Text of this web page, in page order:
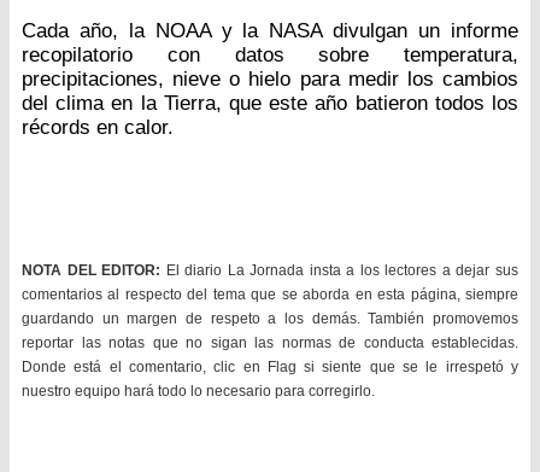
Cada año, la NOAA y la NASA divulgan un informe
recopilatorio con datos sobre temperatura,
precipitaciones, nieve o hielo para medir los cambios
del clima en la Tierra, que este año batieron todos los
récords en calor.
NOTA DEL EDITOR: El diario La Jornada insta a los lectores a dejar sus
comentarios al respecto del tema que se aborda en esta página, siempre
guardando un margen de respeto a los demás. También promovemos
reportar las notas que no sigan las normas de conducta establecidas.
Donde está el comentario, clic en Flag si siente que se le irrespetó y
nuestro equipo hará todo lo necesario para corregirlo.